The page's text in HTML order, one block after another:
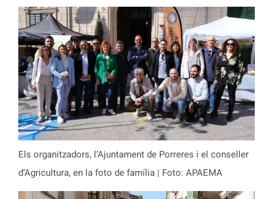
Els organitzadors, l’Ajuntament de Porreres i el conseller
d’Agricultura, en la foto de família | Foto: APAEMA